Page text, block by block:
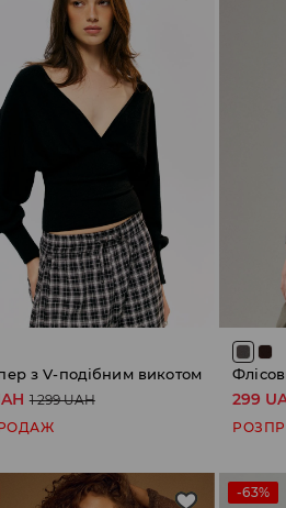
з V-подібним викотом
1 299 UAH
299
-63%